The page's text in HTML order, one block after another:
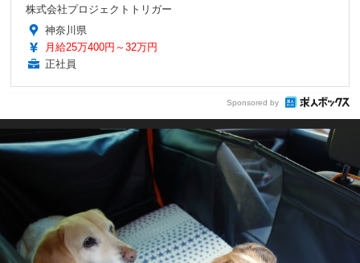
株式会社プロジェクトトリガー
神奈川県
月給25万400円～32万円
正社員
Sponsored by